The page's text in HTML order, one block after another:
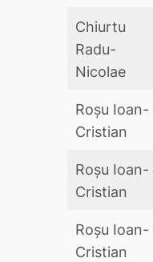
Chiurtu
Radu-
Nicolae
Roșu Ioan-
Cristian
Roșu Ioan-
Cristian
Roșu Ioan-
Cristian